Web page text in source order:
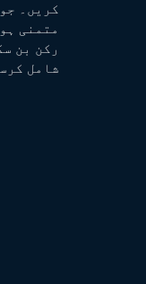
کریں۔
متمنی
رکن بن
شامل